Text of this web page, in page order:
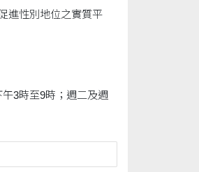
進性別地位之實質平
3時至9時；週二及週